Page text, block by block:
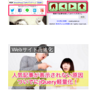
Webサイト高速化